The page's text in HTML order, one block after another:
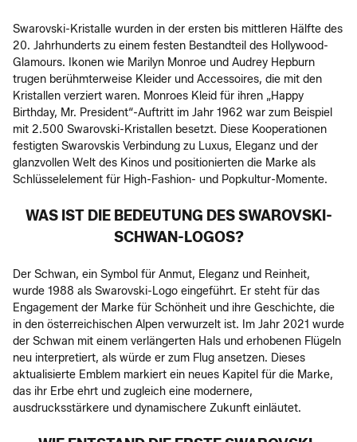
Swarovski-Kristalle wurden in der ersten bis mittleren Hälfte des
20. Jahrhunderts zu einem festen Bestandteil des Hollywood-
Glamours. Ikonen wie Marilyn Monroe und Audrey Hepburn
trugen berühmterweise Kleider und Accessoires, die mit den
Kristallen verziert waren. Monroes Kleid für ihren „Happy
Birthday, Mr. President“-Auftritt im Jahr 1962 war zum Beispiel
mit 2.500 Swarovski-Kristallen besetzt. Diese Kooperationen
festigten Swarovskis Verbindung zu Luxus, Eleganz und der
glanzvollen Welt des Kinos und positionierten die Marke als
Schlüsselelement für High-Fashion- und Popkultur-Momente.
WAS IST DIE BEDEUTUNG DES SWAROVSKI-
SCHWAN-LOGOS?
Der Schwan, ein Symbol für Anmut, Eleganz und Reinheit,
wurde 1988 als Swarovski-Logo eingeführt. Er steht für das
Engagement der Marke für Schönheit und ihre Geschichte, die
in den österreichischen Alpen verwurzelt ist. Im Jahr 2021 wurde
der Schwan mit einem verlängerten Hals und erhobenen Flügeln
neu interpretiert, als würde er zum Flug ansetzen. Dieses
aktualisierte Emblem markiert ein neues Kapitel für die Marke,
das ihr Erbe ehrt und zugleich eine modernere,
ausdrucksstärkere und dynamischere Zukunft einläutet.